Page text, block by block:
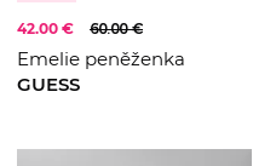
42.00 € 60.00 €
Emelie peněženka
GUESS